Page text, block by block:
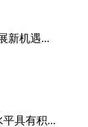
新机遇...
具有积...